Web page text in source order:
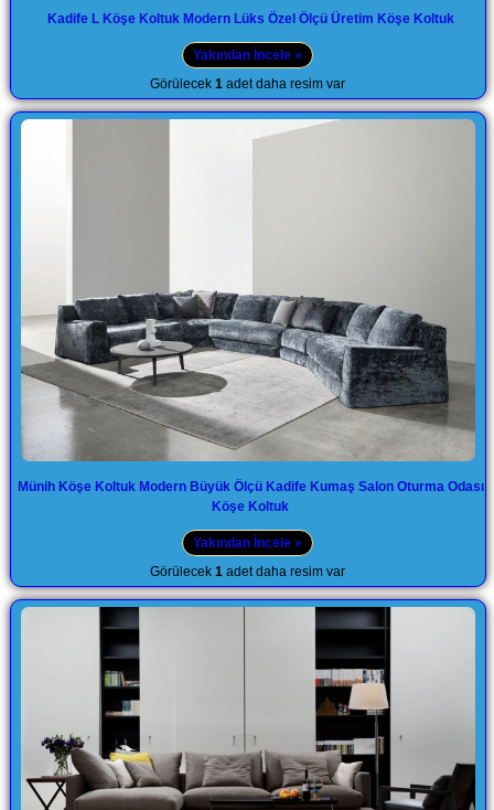
Kadife L Köşe Koltuk Modern Lüks Özel Ölçü Üretim Köşe Koltuk
Yakından İncele »
Görülecek1 adet daha resim var
Münih Köşe Koltuk Modern Büyük Ölçü Kadife Kumaş Salon Oturma Odası
Köşe Koltuk
Yakından İncele »
Görülecek1 adet daha resim var